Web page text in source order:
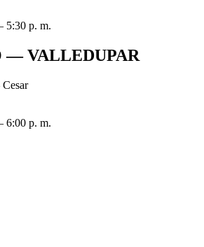
5:30 p. m.
— VALLEDUPAR
6:00 p. m.